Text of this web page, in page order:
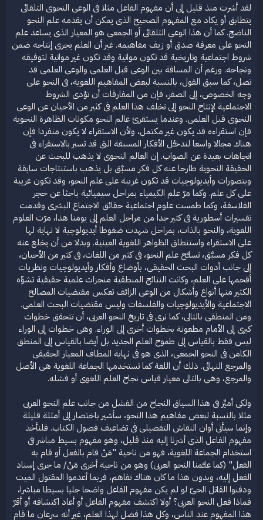
لقد أشرت منذ قليل إلى أن مفهوم الفاعل مثلا فى الوعى النحوى التلقائى
يتطابق أو يكاد مع المفهوم الصحيح الذى يمكن أن يقدمه علم النحو
الناضج. كما أن هذا الوعى التلقائى أو الجمعى هو المعيار الذى يساعد علم
النحو على معرفة صدق أو زيف مفاهيمه. غير أن العلم يجرى إنتاجه ضمن
شروط اجتماعية وتاريخية قد تكون مواتية وقد تكون غير مواتية لتوفيقه
ونجاحه. ورغم أن المسافة بين الوعى قبل العلمى والوعى العلمى قد
تصل، كما سبق القول، بالنسبة لبعض المفاهيم اللغوية، فى النحو على
وجه الخصوص، إلى الصفر، فإن من المفارقات أن تؤدى الشروط
الاجتماعية لإنتاج النحو إلى تخلف هذا العلم فى كثير من الأحيان عن الوعى
النحوى قبل العلمى. وعندما يستقرئ عالم النحو مكونات الظاهرة النحوية
فإن استقراءه قد يكون غير مكتمل، ولأن الاستقراء لا يكون منفردا فإن
هناك مجالا واسعا لتدخـُّل الأفكار المسبقة التى قد تسير بالاستقراء فى
اتجاهات بعيدة عن الصواب. إن العالم النحوى لا يذهب للبحث عن
الحقيقة النحوية طارحا عنه كل فكر مسبَّق بل يذهب باستنتاجات سابقة
وبتصورات وأيديولوچيات قد تكون غريبة على علم النحو، وقد تكون غريبة
على كل علم. وكما مرّ علم الكيمياء بمراحل سيميائية باحثا عن حجر
الفلاسفة، وكما طمست علوم اجتماعية حقائق الاجتماع البشرى وقدمت
تفسيرات أسطورية فى كثير جدا من مراحل العلم إلى يومنا هذا، مرّت العلوم
اللغوية، والنحو بالذات، بمراحل شهدت ضغوطا أيديولوچية لا نهاية لها
على الاستقراء واستنطاق الظواهر اللغوية العينية. وبدلا من أن يخلع عنه
كل فكر مسبَّق، تسلـَّح علم النحو، فى كثير من اللغات، فى كثير من الأحيان،
إلى جانب أدوات البحث الحقيقى، بأوضاع وأفكار وأيديولوچيات ونظريات
أقحمها على العلم، وكانت النتائج المنطقية منجزات علمية حقيقية تشوِّه
الكثير منها أنواع وأشكال من الوعى الزائف تعكس مقتضيات المصالح
الاجتماعية والأيديولوچيات والفلسفات وليس مقتضيات البحث العلمى.
ومن المنطقى بالتالى، كما نرى فى تاريخ النحو العربى، أن تتحقق خطوات
كبرى إلى الأمام مطعونة بخطوات أخرى إلى الوراء. وهى خطوات إلى الوراء
ليس فقط بالقياس إلى طموح العلم الجديد بل أيضا بالقياس إلى المنطق
الكامن فى النحو الجمعى، الذى هو فى نهاية المطاف المعيار الحقيقى
والمرجع النهائى. ذلك أن اللغة كما تستخدمها الجماعة اللغوية هى الأصل
والمرجع، وهى بالتالى معيار قياس نجاح العلم اللغوى أو فشله.
ولكى أميِّز فى هذا السياق النجاح من الفشل من جانب علم النحو العربى
مثلا بالنسبة لبعض مفاهيم هذا النحو، سأشير باختصار إلى أمثلة قليلة
وإنما سيأتى أوان النقاش التفصيلى فى تضاعيف فصول الكتاب. فلنأخذ
مفهوم الفاعل الذى أشرنا إليه منذ قليل، وهو مفهوم بسيط مباشر فى
استخدام الجماعة اللغوية، فهو من ناحية "مَنْ قام بالفعل أو قام به
الفعل" (كما علـَّمنا النحو العربى) وهو من ناحية أخرى مَنْ/ ما جرى إسناد
الفعل إليه، وبدون هذا ما كان هناك تفاهم، فربما أعدموا المقتول الميت
ودفنوا القاتل الحىّ لو لم يكن مفهوم الفاعل واضحا جليا بسيطا مباشرا،
فماذا فعل النحو العربى؟ أولا اكتشف مفهوم الفاعل أو أعاد اكتشافه أو أقرّ
هذا المفهوم عند الناس، وكل هذا فضل لهذا العلم، غير أنه سرعان ما قام